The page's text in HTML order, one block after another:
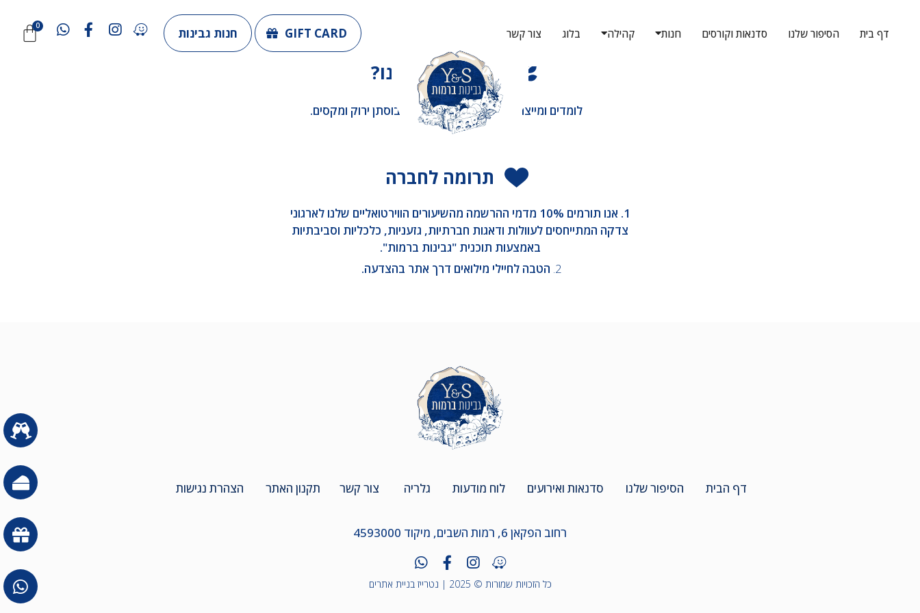
דף בית הסיפור שלנו סדנאות וקורסים חנות קהילה בלוג צור קשר GIFT CARD חנות גבינות
מה מיוחד אצלנו?
לומדים ומייצרים גבינות באוויר הפתוח בבוסתן ירוק ומקסים.
תרומה לחברה
1. אנו תורמים 10% מדמי ההרשמה מהשיעורים הווירטואליים שלנו לארגוני
צדקה המתייחסים לעוולות ודאגות חברתיות, גזעניות, כלכליות וסביבתיות
באמצעות תוכנית "גבינות ברמות".
2. הטבה לחיילי מילואים דרך אתר בהצדעה.
דף הבית הסיפור שלנו סדנאות ואירועים לוח מודעות גלריה צור קשר תקנון האתר הצהרת נגישות
רחוב הפקאן 6, רמות השבים, מיקוד 4593000
כל הזכויות שמורות © 2025 | נטרייז בניית אתרים